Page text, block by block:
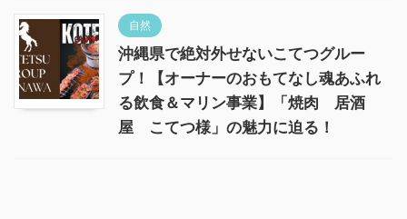
自然
沖縄県で絶対外せないこてつグルー
プ！【オーナーのおもてなし魂あふれ
る飲食＆マリン事業】「焼肉 居酒
屋 こてつ様」の魅力に迫る！